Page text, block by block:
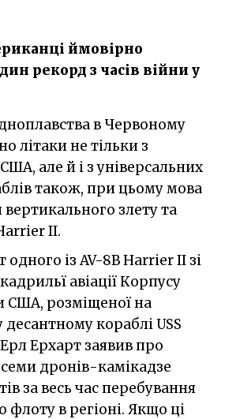
ймовірно
рекорд з часів війни у
літаки не тільки з
але й і з універсальних
також, при цьому мова
вертикального злету та
II.
із AV-8B Harrier II зі
авіації Корпусу
США, розміщеної на
кораблі USS
Ерхарт заявив про
дронів-камікадзе
за весь час перебування
флоту в регіоні. Якщо ці